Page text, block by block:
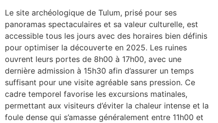
Le site archéologique de Tulum, prisé pour ses
panoramas spectaculaires et sa valeur culturelle, est
accessible tous les jours avec des horaires bien définis
pour optimiser la découverte en 2025. Les ruines
ouvrent leurs portes de 8h00 à 17h00, avec une
dernière admission à 15h30 afin d’assurer un temps
suffisant pour une visite agréable sans pression. Ce
cadre temporel favorise les excursions matinales,
permettant aux visiteurs d’éviter la chaleur intense et la
foule dense qui s’amasse généralement entre 11h00 et